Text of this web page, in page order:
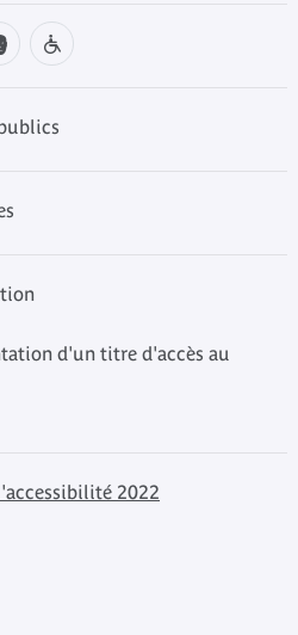
d'un titre d'accès au
2022